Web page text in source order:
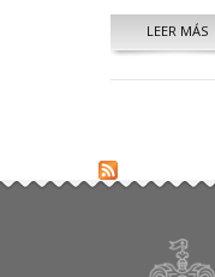
LEER MÁS